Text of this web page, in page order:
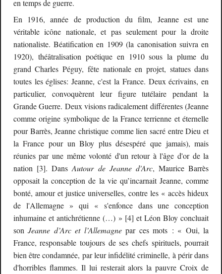
en temps de guerre.
En 1916, année de production du film, Jeanne est une
véritable icône nationale, et pas seulement pour la droite
nationaliste. Béatification en 1909 (la canonisation suivra en
1920), théâtralisation poétique en 1910 sous la plume du
grand Charles Péguy, fête nationale en projet, statues dans
toutes les églises: Jeanne, c'est la France. Deux écrivains, en
particulier, convoquèrent leur figure tutélaire pendant la
Grande Guerre. Deux visions radicalement différentes (Jeanne
comme origine symbolique de la France terrienne et éternelle
pour Barrès, Jeanne christique comme lien sacré entre Dieu et
la France pour un Bloy plus désespéré que jamais), mais
réunies par une même volonté d'un retour à l'âge d'or de la
nation [3]. DansAutour de Jeanne d'Arc, Maurice Barrès
opposait la conception de la vie qu’incarnait Jeanne, comme
bonté, amour et justice universelles, contre les « accès hideux
de l'Allemagne » qui « s'enfonce dans une conception
inhumaine et antichrétienne (…) » [4] et Léon Bloy concluait
sonJeanne d’Arc et l’Allemagnepar ces mots : « Oui, la
France, responsable toujours de ses chefs spirituels, pourrait
bien être condamnée, par leur infidélité criminelle, à périr dans
d'horribles flammes. Il lui resterait alors la pauvre Croix de